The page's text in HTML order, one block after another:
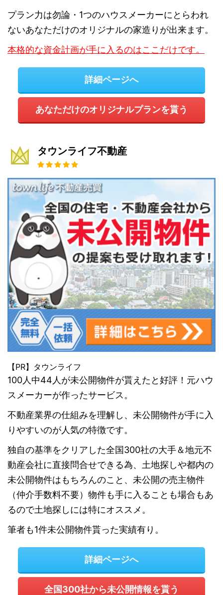
プラン力は勿論・1つのハウスメーカーにとらわれ
ないあなただけのオリジナルの家造りが出来ます。
本格的な資金計画が手に入るのはここだけです。
詳細ページへ
あなただけのオリジナルプランを貰う
タウンライフ不動産
【PR】タウンライフ
100人中44人が未公開物件が貰えたと好評！元ハウ
スメーカーが作ったサービス。
不動産業界の仕組みを理解し、未公開物件が手に入
りやすいのが人気の特徴です。
独自の基準をクリアした全国300社の大手＆地元不
動産会社に直接問合せできる為、土地探しや都内の
未公開物件はもちろんのこと、未公開の売主物件
（仲介手数料不要）物件も手に入ることも場合もあ
るので土地探しには特にオススメ。
筆者も1件未公開物件貰った実績有り。
詳細ページへ
全国300社から未公開情報を貰う